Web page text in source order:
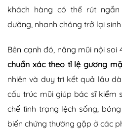
khách hàng có thể rút
dưỡng, nhanh chóng trở lại
Bên cạnh đó, nâng mũi nội soi
chuẩn xác theo tỉ lệ gương
nhiên và duy trì kết quả lâu
cấu trúc mũi giúp bác sĩ kiểm
chế tình trạng lệch sống,
biến chứng thường gặp ở các